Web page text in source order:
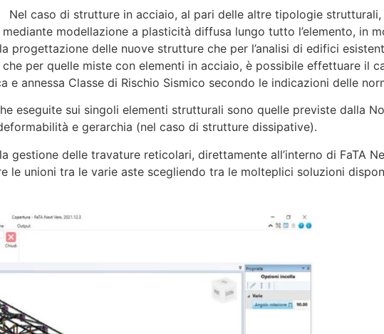
Nel caso di strutture in acciaio, al pari delle altre tipologie strutturali,
modellazione a plasticità diffusa lungo tutto l’elemento, in
delle nuove strutture che per l’analisi di edifici
per quelle miste con elementi in acciaio, è possibile effettuare il
e annessa Classe di Rischio Sismico secondo le indicazioni delle
eseguite sui singoli elementi strutturali sono quelle previste dalla
e gerarchia (nel caso di strutture dissipative).
gestione delle travature reticolari, direttamente all’interno di FaTA
le unioni tra le varie aste scegliendo tra le molteplici soluzioni